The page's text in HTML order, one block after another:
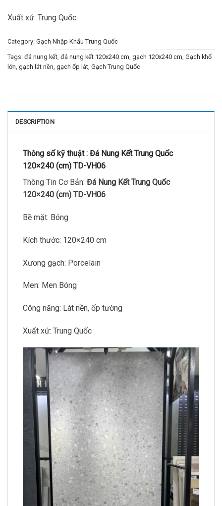
Xuất xứ: Trung Quốc
Category: Gạch Nhập Khẩu Trung Quốc
Tags: đá nung kết, đá nung kết 120x240 cm, gạch 120x240 cm, Gạch khổ
lớn, gạch lát nền, gạch ốp lát, Gạch Trung Quốc
DESCRIPTION
Thông số kỹ thuật : Đá Nung Kết Trung Quốc
120×240 (cm) TD-VH06
Thông Tin Cơ Bản: Đá Nung Kết Trung Quốc
120×240 (cm) TD-VH06
Bề mặt: Bóng
Kích thước: 120×240 cm
Xương gạch: Porcelain
Men: Men Bóng
Công năng: Lát nền, ốp tường
Xuất xứ: Trung Quốc